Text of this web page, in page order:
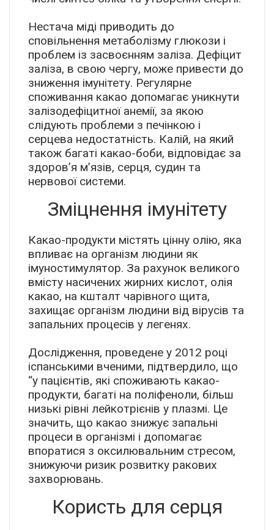
Нестача міді приводить до
сповільнення метаболізму глюкози і
проблем із засвоєнням заліза. Дефіцит
заліза, в свою чергу, може привести до
зниження імунітету. Регулярне
споживання какао допомагає уникнути
залізодефіцитної анемії, за якою
слідують проблеми з печінкою і
серцева недостатність. Калій, на який
також багаті какао-боби, відповідає за
здоров’я м’язів, серця, судин та
нервової системи.
Зміцнення імунітету
Какао-продукти містять цінну олію, яка
впливає на організм людини як
імуностимулятор. За рахунок великого
вмісту насичених жирних кислот, олія
какао, на кшталт чарівного щита,
захищає організм людини від вірусів та
запальних процесів у легенях.
Дослідження, проведене у 2012 році
іспанськими вченими, підтвердило, що
“у пацієнтів, які споживають какао-
продукти, багаті на поліфеноли, більш
низькі рівні лейкотрієнів у плазмі. Це
значить, що какао знижує запальні
процеси в організмі і допомагає
впоратися з оксилювальним стресом,
знижуючи ризик розвитку ракових
захворювань.
Користь для серця